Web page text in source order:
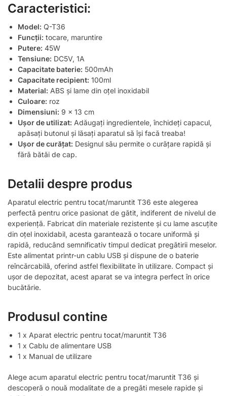
Caracteristici:
Model: Q-T36
Funcții: tocare, maruntire
Putere: 45W
Tensiune: DC5V, 1A
Capacitate baterie: 500mAh
Capacitate recipient: 100ml
Material: ABS și lame din oțel inoxidabil
Culoare: roz
Dimensiuni: 9 x 13 cm
Ușor de utilizat: Adăugați ingredientele, închideți capacul,
apăsați butonul și lăsați aparatul să își facă treaba!
Ușor de curățat: Designul său permite o curățare rapidă și
fără bătăi de cap.
Detalii despre produs
Aparatul electric pentru tocat/maruntit T36 este alegerea
perfectă pentru orice pasionat de gătit, indiferent de nivelul de
experiență. Fabricat din materiale rezistente și cu lame ascuțite
din oțel inoxidabil, acesta garantează o tocare uniformă și
rapidă, reducând semnificativ timpul dedicat pregătirii meselor.
Este alimentat printr-un cablu USB și dispune de o baterie
reîncărcabilă, oferind astfel flexibilitate în utilizare. Compact și
ușor de depozitat, acest aparat se va integra perfect în orice
bucătărie.
Produsul contine
1 x Aparat electric pentru tocat/maruntit T36
1 x Cablu de alimentare USB
1 x Manual de utilizare
Alege acum aparatul electric pentru tocat/maruntit T36 și
descoperă o nouă modalitate de a pregăti mesele rapide și